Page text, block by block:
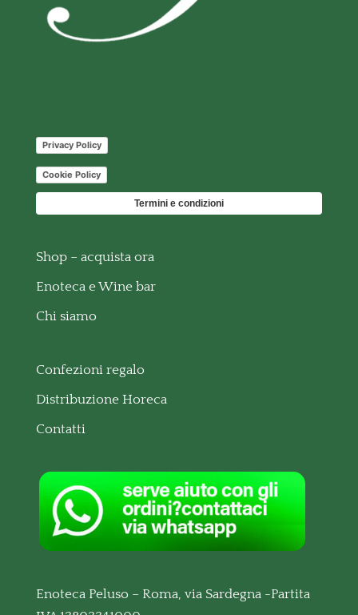
Privacy Policy
Cookie Policy
Termini e condizioni
Shop – acquista ora
Enoteca e Wine bar
Chi siamo
Confezioni regalo
Distribuzione Horeca
Contatti
Enoteca Peluso – Roma, via Sardegna -Partita